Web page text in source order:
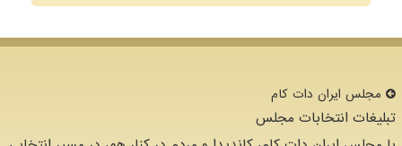
مجلس ایران دات كام
تبلیغات انتخابات مجلس